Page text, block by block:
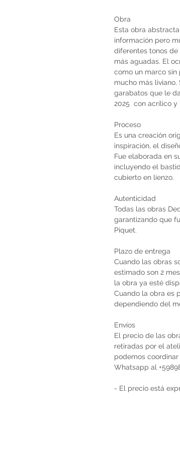
Obra
Esta obra
información pero
diferentes tonos
más aguadas. El
como un marco
mucho más
garabatos que le
2025 con acrílico y
Proceso
Es una creación
inspiración, el
Fue elaborada en
incluyendo el
cubierto en lienzo.
Autenticidad
Todas las obras
garantizando que
Piquet.
Plazo de entrega
Cuando las obras
estimado son 2
la obra ya esté
Cuando la obra es
dependiendo del
Envíos
El precio de las
retiradas por el
podemos
Whatsapp al
- El precio está